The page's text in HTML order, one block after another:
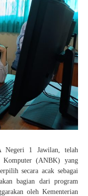
AKADEMIK
Negeri 1 Jawilan, telah
Komputer (ANBK) yang
secara acak sebagai
bagian dari program
oleh Kementerian